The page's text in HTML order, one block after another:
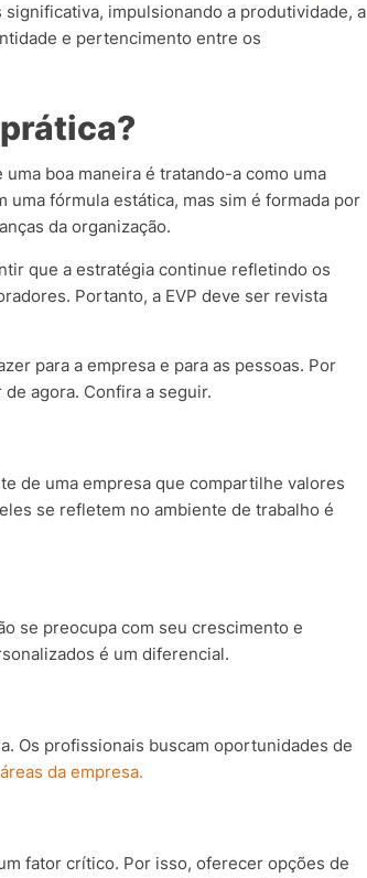
impulsionando a produtividade, a
e pertencimento entre os
boa maneira é tratando-a como uma
uma fórmula estática, mas sim é formada por
da organização.
que a estratégia continue refletindo os
Portanto, a EVP deve ser revista
para a empresa e para as pessoas. Por
agora. Confira a seguir.
de uma empresa que compartilhe valores
se refletem no ambiente de trabalho é
se preocupa com seu crescimento e
é um diferencial.
Os profissionais buscam oportunidades de
da empresa.
fator crítico. Por isso, oferecer opções de